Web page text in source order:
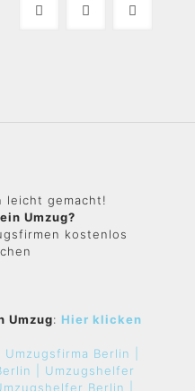
leicht gemacht!
Umzug?
kostenlos
Umzug: Hier klicken
Umzugsfirma Berlin |
| Umzugshelfer
Berlin |